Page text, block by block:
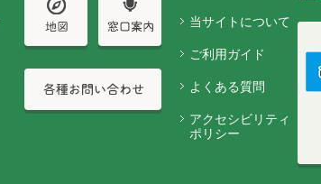
当サイトについて
ご利用ガイド
よくある質問
アクセシビリティ
ポリシー